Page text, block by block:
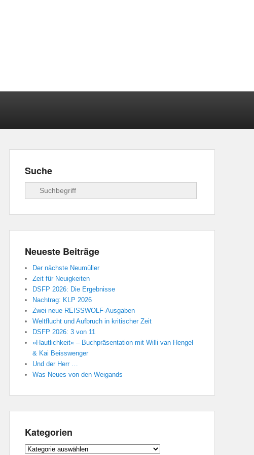
Suche
Suchen
Neueste Beiträge
Der nächste Neumüller
Zeit für Neuigkeiten
DSFP 2026: Die Ergebnisse
Nachtrag: KLP 2026
Zwei neue REISSWOLF-Ausgaben
Weltflucht und Aufbruch in kritischer Zeit
DSFP 2026: 3 von 11
»Hautlichkeit« – Buchpräsentation mit Willi van Hengel
& Kai Beisswenger
Und der Herr …
Was Neues von den Weigands
Kategorien
Kategorien